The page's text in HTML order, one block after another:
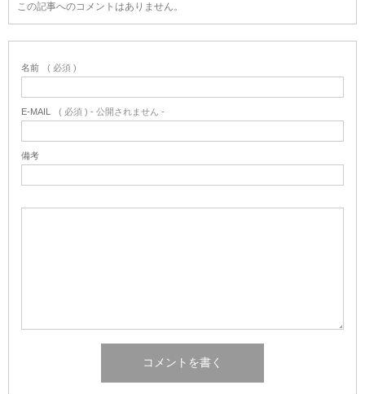
この記事へのコメントはありません。
名前 ( 必須 )
E-MAIL ( 必須 ) - 公開されません -
備考